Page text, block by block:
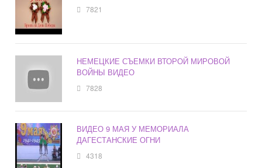
7821
НЕМЕЦКИЕ СЪЕМКИ ВТОРОЙ МИРОВОЙ
ВОЙНЫ ВИДЕО
7828
ВИДЕО 9 МАЯ У МЕМОРИАЛА
ДАГЕСТАНСКИЕ ОГНИ
4318